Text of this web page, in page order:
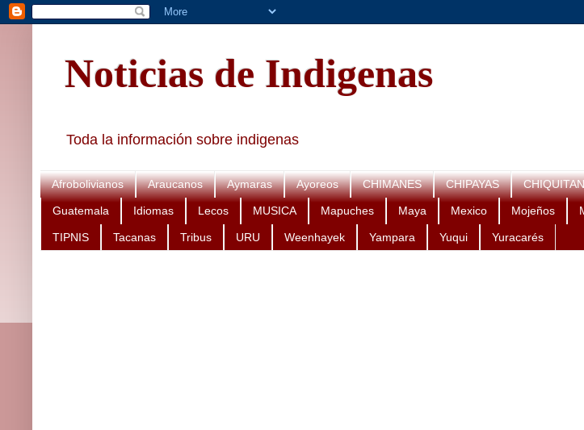
Noticias de Indigenas
Toda la información sobre indigenas
Afrobolivianos Araucanos Aymaras Ayoreos CHIMANES CHIPAYAS
Guatemala Idiomas Lecos MUSICA Mapuches Maya Mexico Mojeños
TIPNIS Tacanas Tribus URU Weenhayek Yampara Yuqui Yuracarés